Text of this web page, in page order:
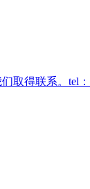
得联系。tel：